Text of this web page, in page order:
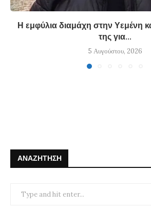
Η εμφύλια διαμάχη στην Υεμένη
της για...
5 Αυγούστου, 2026
ΑΝΑΖΉΤΗΣΗ